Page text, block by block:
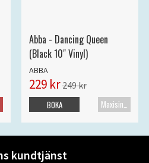
Abba - Dancing Queen
(Black 10" Vinyl)
ABBA
229 kr249 kr
Maxisingel
BOKA
kundtjänst